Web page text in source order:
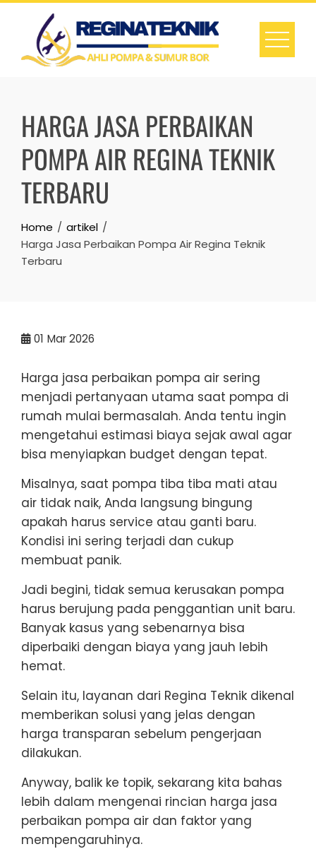
Skip
content
HARGA JASA PERBAIKAN
POMPA AIR REGINA TEKNIK
TERBARU
Home
artikel
Harga Jasa Perbaikan Pompa Air Regina Teknik
Terbaru
01 Mar 2026
Harga jasa perbaikan pompa air sering
menjadi pertanyaan utama saat pompa di
rumah mulai bermasalah. Anda tentu ingin
mengetahui estimasi biaya sejak awal agar
bisa menyiapkan budget dengan tepat.
Misalnya, saat pompa tiba tiba mati atau
air tidak naik, Anda langsung bingung
apakah harus service atau ganti baru.
Kondisi ini sering terjadi dan cukup
membuat panik.
Jadi begini, tidak semua kerusakan pompa
harus berujung pada penggantian unit baru.
Banyak kasus yang sebenarnya bisa
diperbaiki dengan biaya yang jauh lebih
hemat.
Selain itu, layanan dari Regina Teknik dikenal
memberikan solusi yang jelas dengan
harga transparan sebelum pengerjaan
dilakukan.
Anyway, balik ke topik, sekarang kita bahas
lebih dalam mengenai rincian harga jasa
perbaikan pompa air dan faktor yang
mempengaruhinya.